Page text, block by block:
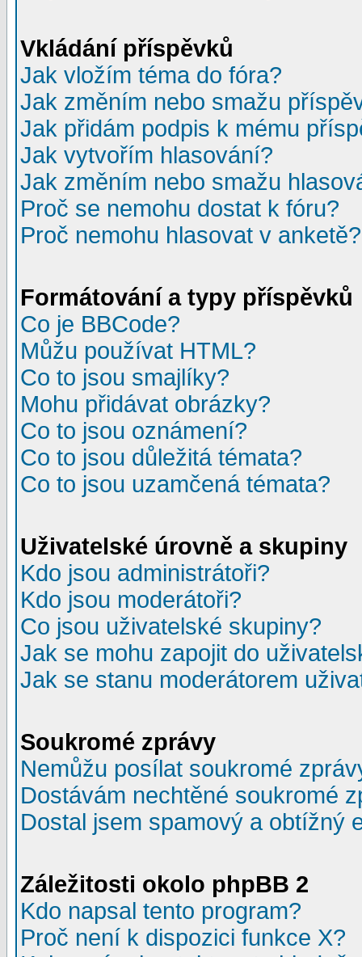
Vkládání příspěvků
Jak vložím téma do fóra?
Jak změním nebo smažu
Jak přidám podpis k mému
Jak vytvořím hlasování?
Jak změním nebo smažu
Proč se nemohu dostat k fóru?
Proč nemohu hlasovat v anketě?
Formátování a typy příspěvků
Co je BBCode?
Můžu používat HTML?
Co to jsou smajlíky?
Mohu přidávat obrázky?
Co to jsou oznámení?
Co to jsou důležitá témata?
Co to jsou uzamčená témata?
Uživatelské úrovně a skupiny
Kdo jsou administrátoři?
Kdo jsou moderátoři?
Co jsou uživatelské skupiny?
Jak se mohu zapojit do
Jak se stanu moderátorem
Soukromé zprávy
Nemůžu posílat soukromé
Dostávám nechtěné soukromé
Dostal jsem spamový a obtížný
Záležitosti okolo phpBB 2
Kdo napsal tento program?
Proč není k dispozici funkce X?